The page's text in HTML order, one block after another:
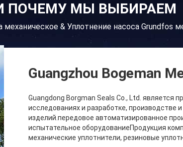
ПОЧЕМУ МЫ ВЫБИРАЕМ
& Уплотнение насоса Grundfos
Guangzhou Bogeman
Guangdong Borgman Seals Co., Ltd. является
исследованиях и разработке, производстве
изделий.передовое автоматизированное
испытательное оборудованиеПродукция
механические уплотнители, резиновые